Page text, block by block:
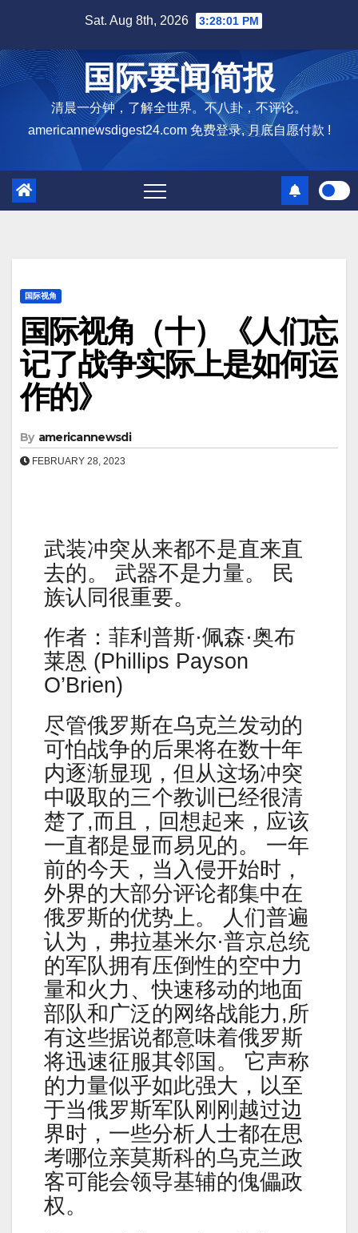
content
Sat. Aug 8th, 2026 3:28:02 PM
国际要闻简报
清晨一分钟，了解全世界。不八卦，不评论。
americannewsdigest24.com 免费登录, 月底自愿付款 !
国际视角
国际视角（十）《人们忘
记了战争实际上是如何运
作的》
By americannewsdi
FEBRUARY 28, 2023
武装冲突从来都不是直来直
去的。 武器不是力量。 民
族认同很重要。
作者：菲利普斯·佩森·奥布
莱恩 (Phillips Payson
O’Brien)
尽管俄罗斯在乌克兰发动的
可怕战争的后果将在数十年
内逐渐显现，但从这场冲突
中吸取的三个教训已经很清
楚了,而且，回想起来，应该
一直都是显而易见的。 一年
前的今天，当入侵开始时，
外界的大部分评论都集中在
俄罗斯的优势上。 人们普遍
认为，弗拉基米尔·普京总统
的军队拥有压倒性的空中力
量和火力、快速移动的地面
部队和广泛的网络战能力,所
有这些据说都意味着俄罗斯
将迅速征服其邻国。 它声称
的力量似乎如此强大，以至
于当俄罗斯军队刚刚越过边
界时，一些分析人士都在思
考哪位亲莫斯科的乌克兰政
客可能会领导基辅的傀儡政
权。